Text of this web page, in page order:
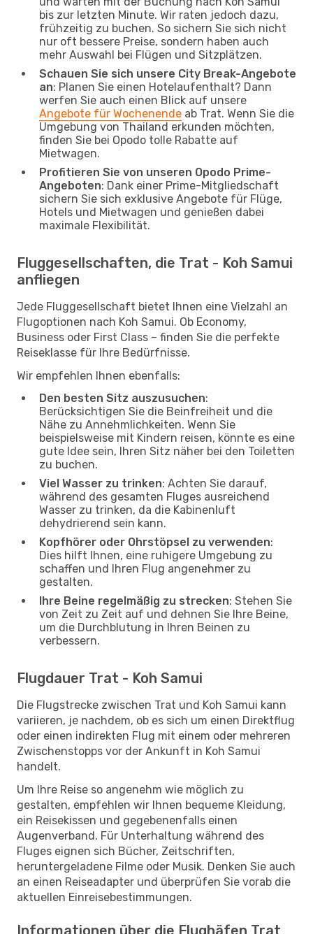
bis zur letzten Minute. Wir raten jedoch dazu,
frühzeitig zu buchen. So sichern Sie sich nicht
nur oft bessere Preise, sondern haben auch
mehr Auswahl bei Flügen und Sitzplätzen.
Schauen Sie sich unsere City Break-Angebote
an: Planen Sie einen Hotelaufenthalt? Dann
werfen Sie auch einen Blick auf unsere
Angebote für Wochenende ab Trat. Wenn Sie die
Umgebung von Thailand erkunden möchten,
finden Sie bei Opodo tolle Rabatte auf
Mietwagen.
Profitieren Sie von unseren Opodo Prime-
Angeboten: Dank einer Prime-Mitgliedschaft
sichern Sie sich exklusive Angebote für Flüge,
Hotels und Mietwagen und genießen dabei
maximale Flexibilität.
Fluggesellschaften, die Trat - Koh Samui
anfliegen
Jede Fluggesellschaft bietet Ihnen eine Vielzahl an
Flugoptionen nach Koh Samui. Ob Economy,
Business oder First Class – finden Sie die perfekte
Reiseklasse für Ihre Bedürfnisse.
Wir empfehlen Ihnen ebenfalls:
Den besten Sitz auszusuchen:
Berücksichtigen Sie die Beinfreiheit und die
Nähe zu Annehmlichkeiten. Wenn Sie
beispielsweise mit Kindern reisen, könnte es eine
gute Idee sein, Ihren Sitz näher bei den Toiletten
zu buchen.
Viel Wasser zu trinken: Achten Sie darauf,
während des gesamten Fluges ausreichend
Wasser zu trinken, da die Kabinenluft
dehydrierend sein kann.
Kopfhörer oder Ohrstöpsel zu verwenden:
Dies hilft Ihnen, eine ruhigere Umgebung zu
schaffen und Ihren Flug angenehmer zu
gestalten.
Ihre Beine regelmäßig zu strecken: Stehen Sie
von Zeit zu Zeit auf und dehnen Sie Ihre Beine,
um die Durchblutung in Ihren Beinen zu
verbessern.
Flugdauer Trat - Koh Samui
Die Flugstrecke zwischen Trat und Koh Samui kann
variieren, je nachdem, ob es sich um einen Direktflug
oder einen indirekten Flug mit einem oder mehreren
Zwischenstopps vor der Ankunft in Koh Samui
handelt.
Um Ihre Reise so angenehm wie möglich zu
gestalten, empfehlen wir Ihnen bequeme Kleidung,
ein Reisekissen und gegebenenfalls einen
Augenverband. Für Unterhaltung während des
Fluges eignen sich Bücher, Zeitschriften,
heruntergeladene Filme oder Musik. Denken Sie auch
an einen Reiseadapter und überprüfen Sie vorab die
aktuellen Einreisebestimmungen.
Informationen über die Flughäfen Trat